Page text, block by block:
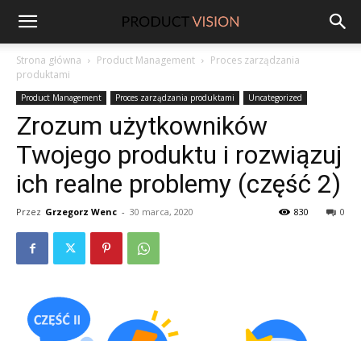
ProductVision
Strona główna Product Management
Proces zarządzania
produktami
Product Management Proces zarządzania produktami Uncategorized
Zrozum użytkowników
Twojego produktu i rozwiązuj
ich realne problemy (część 2)
Przez Grzegorz Wenc - 30 marca, 2020 0
830